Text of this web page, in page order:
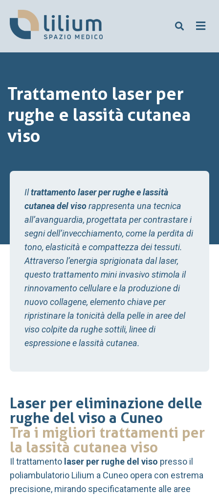
Trattamento laser per
rughe e lassità cutanea
viso
Iltrattamento laser per rughe e lassità
cutanea del visorappresenta una tecnica
all’avanguardia, progettata per contrastare i
segni dell’invecchiamento, come la perdita di
tono, elasticità e compattezza dei tessuti.
Attraverso l’energia sprigionata dal laser,
questo trattamento mini invasivo stimola il
rinnovamento cellulare e la produzione di
nuovo collagene, elemento chiave per
ripristinare la tonicità della pelle in aree del
viso colpite da rughe sottili, linee di
espressione e lassità cutanea.
Laser per eliminazione delle
rughe del viso a Cuneo
Tra i migliori trattamenti per
la lassità cutanea viso
Il trattamento laser per rughe del viso presso il
poliambulatorio Lilium a Cuneo opera con estrema
precisione, mirando specificatamente alle aree